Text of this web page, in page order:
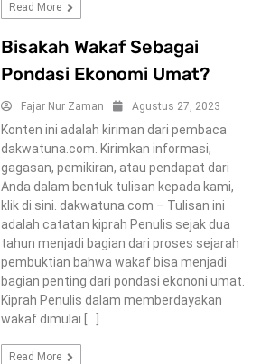
Read More
Bisakah Wakaf Sebagai
Pondasi Ekonomi Umat?
Fajar Nur Zaman Agustus 27, 2023
Konten ini adalah kiriman dari pembaca
dakwatuna.com. Kirimkan informasi,
gagasan, pemikiran, atau pendapat dari
Anda dalam bentuk tulisan kepada kami,
klik di sini. dakwatuna.com – Tulisan ini
adalah catatan kiprah Penulis sejak dua
tahun menjadi bagian dari proses sejarah
pembuktian bahwa wakaf bisa menjadi
bagian penting dari pondasi ekononi umat.
Kiprah Penulis dalam memberdayakan
wakaf dimulai […]
Read More